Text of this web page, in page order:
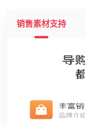
销售素材支持